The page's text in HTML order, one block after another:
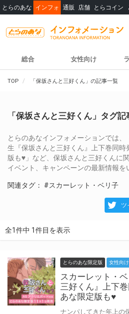
とらのあな インフォ 通販 店舗 とらコイン
総合 女性向け
TOP 「保坂さんと三好くん」の記事一覧
「保坂さんと三好くん」タグ記
とらのあなインフォメーションでは
生『保坂さんと三好くん』上下巻同時
版も♥」など、保坂さんと三好くんに
イベント、キャンペーンの最新情報を
関連タグ： #スカーレット・ベリ子
ツ
全1件中 1件目を表示
とらのあな限定版 女性向け
スカーレット・
三好くん』上下
あな限定版も♥